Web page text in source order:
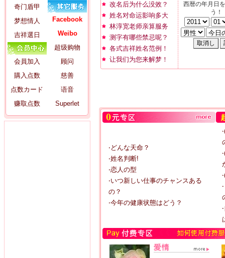
奇门盾甲
梦想情人
吉祥選日
会員加入
購入点数
点数カード
赚取点数
Facebook
Weibo
超级购物
顾问
慈善
语音
Superlet
改名后为什么没效？
姓名对命运影响多大
林淳宽老师亲算服务
测字有哪些禁忌呢？
各式吉祥姓名范例！
让我们为您来解梦！
西暦の年月日
う！
‧どんな天命？
‧姓名判断!
‧恋人の型
‧いつ新しい仕事のチャンスある
の？
‧今年の健康状態はどう？